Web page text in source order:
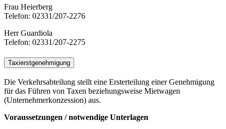
Frau Heierberg
Telefon: 02331/207-2276
Herr Guardiola
Telefon: 02331/207-2275
Taxierstgenehmigung
Die Verkehrsabteilung stellt eine Ersterteilung einer Genehmigung
für das Führen von Taxen beziehungsweise Mietwagen
(Unternehmerkonzession) aus.
Voraussetzungen / notwendige Unterlagen